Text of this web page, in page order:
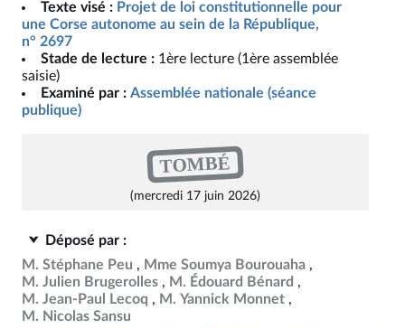
Texte visé : Projet de loi constitutionnelle pour
une Corse autonome au sein de la République,
n° 2697
Stade de lecture : 1ère lecture (1ère assemblée
saisie)
Examiné par : Assemblée nationale (séance
publique)
TOMBÉ
(mercredi 17 juin 2026)
Déposé par :
M. Stéphane Peu
Mme Soumya Bourouaha
M. Julien Brugerolles
M. Édouard Bénard
M. Jean-Paul Lecoq
M. Yannick Monnet
M. Nicolas Sansu